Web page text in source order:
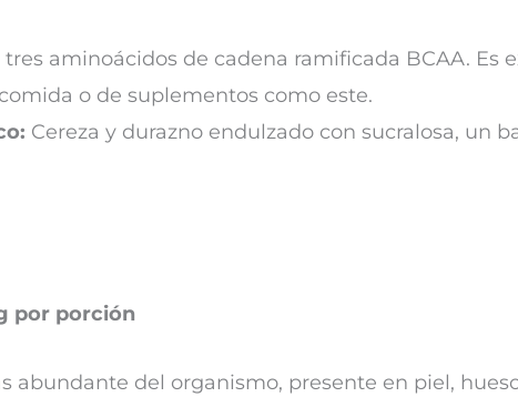
tres aminoácidos de cadena ramificada BCAA. Es
o de suplementos como este.
Cereza y durazno endulzado con sucralosa, un
por porción
abundante del organismo, presente en piel,